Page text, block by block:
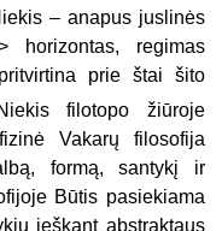
– anapus juslinės
horizontas, regimas
prie štai šito
filotopo žiūroje
Vakarų filosofija
formą, santykį ir
Būtis pasiekiama
ieškant abstraktaus